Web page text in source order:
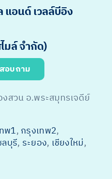
อนด์ เวลล์บีอิง
มล์ จำกัด)
อบถาม
สวน อ.พระสมุทรเจดีย์
พ1, กรุงเทพ2,
บุรี, ระยอง, เชียงใหม่,